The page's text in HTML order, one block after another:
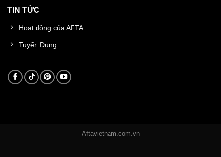
TIN TỨC
Hoạt động của AFTA
Tuyển Dụng
Aftavietnam.com.vn